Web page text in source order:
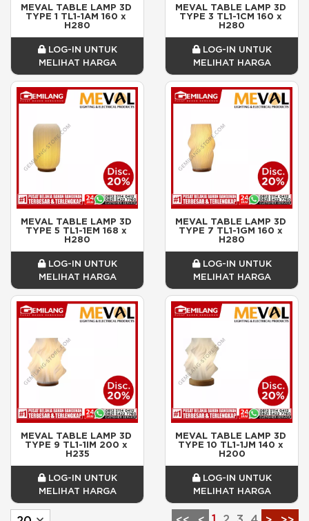
MEVAL TABLE LAMP 3D
TYPE 1 TL1-1AM 160 x
H280
LOG-IN UNTUK
MELIHAT HARGA
MEVAL TABLE LAMP 3D
TYPE 3 TL1-1CM 160 x
H280
LOG-IN UNTUK
MELIHAT HARGA
MEVAL TABLE LAMP 3D
TYPE 5 TL1-1EM 168 x
H280
LOG-IN UNTUK
MELIHAT HARGA
MEVAL TABLE LAMP 3D
TYPE 7 TL1-1GM 160 x
H280
LOG-IN UNTUK
MELIHAT HARGA
MEVAL TABLE LAMP 3D
TYPE 9 TL1-1IM 200 x
H235
LOG-IN UNTUK
MELIHAT HARGA
MEVAL TABLE LAMP 3D
TYPE 10 TL1-1JM 140 x
H200
LOG-IN UNTUK
MELIHAT HARGA